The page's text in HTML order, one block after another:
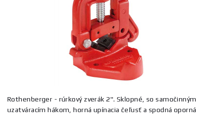
Rothenberger - rúrkový zverák 2". Sklopné, so samočinným
uzatváracím hákom, horná upínacia čeľusť a spodná oporná